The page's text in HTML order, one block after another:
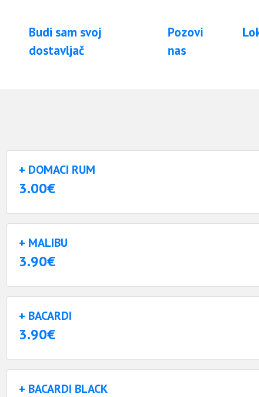
Budi sam svoj
dostavljač
Pozovi
nas
+ DOMACI RUM
3.00€
+ MALIBU
3.90€
+ BACARDI
3.90€
+ BACARDI BLACK